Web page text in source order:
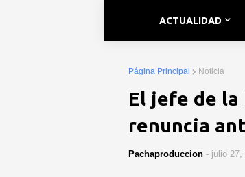
ACTUALIDAD
Página Principal Noticia
El jefe de la
renuncia
Pachaproduccion - julio 27,